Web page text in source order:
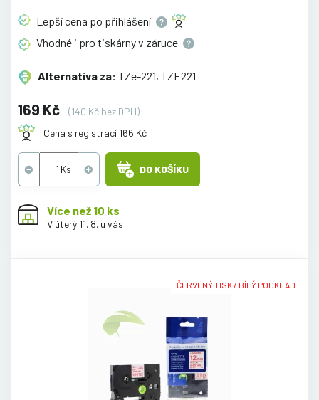
Lepší cena po přihlášení
Vhodné i pro tiskárny v záruce
Alternativa za: TZe-221, TZE221
169 Kč
(140 Kč bez DPH)
Cena s registrací 166 Kč
DO KOŠÍKU
Více než 10 ks
V úterý 11. 8. u vás
ČERVENÝ TISK / BÍLÝ PODKLAD